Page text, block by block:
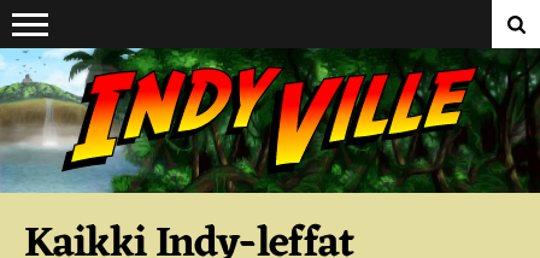
Suoraan sisältöön